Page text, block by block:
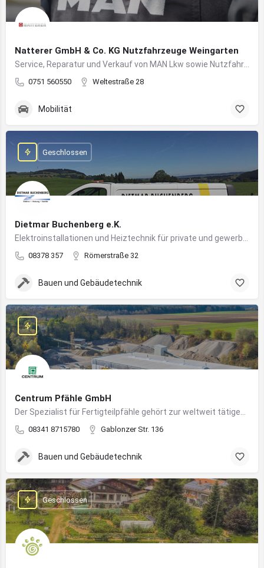
Natterer GmbH & Co. KG Nutzfahrzeuge Weingarten
0751 560550 Weltestraße 28
Mobilität
Dietmar Buchenberg e.K.
08378 357 Römerstraße 32
Geschlossen
Bauen und Gebäudetechnik
Centrum Pfähle GmbH
08341 8715780 Gablonzer Str. 136
Bauen und Gebäudetechnik
Geschlossen